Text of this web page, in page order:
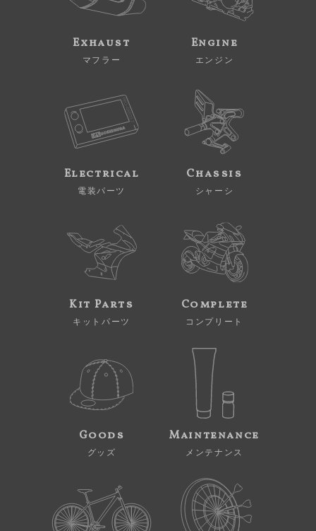
Exhaust
マフラー
Engine
エンジン
Electrical
電装パーツ
Chassis
シャーシ
Kit Parts
キットパーツ
Complete
コンプリート
Goods
グッズ
Maintenance
メンテナンス